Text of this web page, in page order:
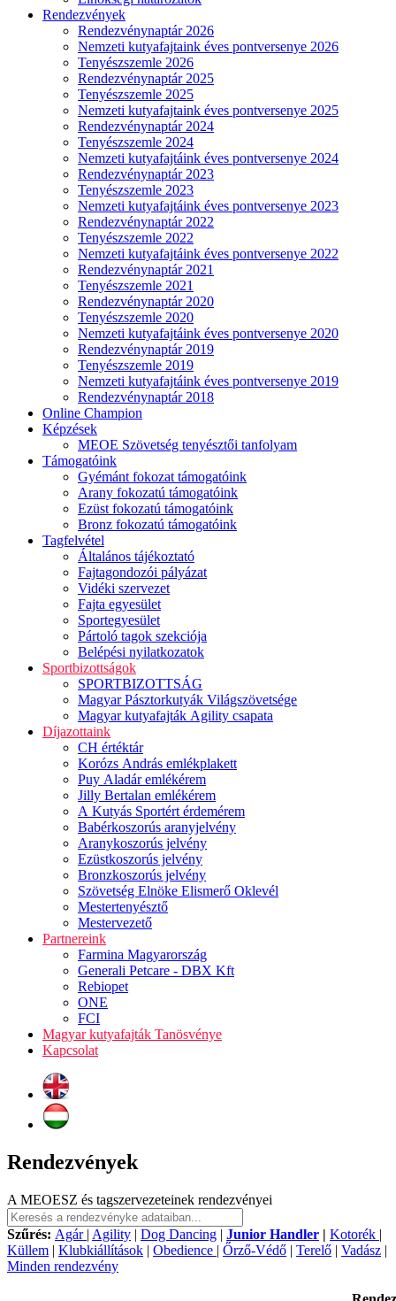
Rendezvények
Rendezvénynaptár 2026
Nemzeti kutyafajtaink éves pontversenye 2026
Tenyészszemle 2026
Rendezvénynaptár 2025
Tenyészszemle 2025
Nemzeti kutyafajtaink éves pontversenye 2025
Rendezvénynaptár 2024
Tenyészszemle 2024
Nemzeti kutyafajtáink éves pontversenye 2024
Rendezvénynaptár 2023
Tenyészszemle 2023
Nemzeti kutyafajtáink éves pontversenye 2023
Rendezvénynaptár 2022
Tenyészszemle 2022
Nemzeti kutyafajtáink éves pontversenye 2022
Rendezvénynaptár 2021
Tenyészszemle 2021
Rendezvénynaptár 2020
Tenyészszemle 2020
Nemzeti kutyafajtáink éves pontversenye 2020
Rendezvénynaptár 2019
Tenyészszemle 2019
Nemzeti kutyafajtáink éves pontversenye 2019
Rendezvénynaptár 2018
Online Champion
Képzések
MEOE Szövetség tenyésztői tanfolyam
Támogatóink
Gyémánt fokozat támogatóink
Arany fokozatú támogatóink
Ezüst fokozatú támogatóink
Bronz fokozatú támogatóink
Tagfelvétel
Általános tájékoztató
Fajtagondozói pályázat
Vidéki szervezet
Fajta egyesület
Sportegyesület
Pártoló tagok szekciója
Belépési nyilatkozatok
Sportbizottságok
SPORTBIZOTTSÁG
Magyar Pásztorkutyák Világszövetsége
Magyar kutyafajták Agility csapata
Díjazottaink
CH értéktár
Korózs András emlékplakett
Puy Aladár emlékérem
Jilly Bertalan emlékérem
A Kutyás Sportért érdemérem
Babérkoszorús aranyjelvény
Aranykoszorús jelvény
Ezüstkoszorús jelvény
Bronzkoszorús jelvény
Szövetség Elnöke Elismerő Oklevél
Mestertenyésztő
Mestervezető
Partnereink
Farmina Magyarország
Generali Petcare - DBX Kft
Rebiopet
ONE
FCI
Magyar kutyafajták Tanösvénye
Kapcsolat
Rendezvények
A MEOESZ és tagszervezeteinek rendezvényei
Szűrés: Agár | Agility | Dog Dancing | Junior Handler | Kotorék |
Küllem | Klubkiállítások | Obedience | Őrző-Védő | Terelő | Vadász |
Minden rendezvény